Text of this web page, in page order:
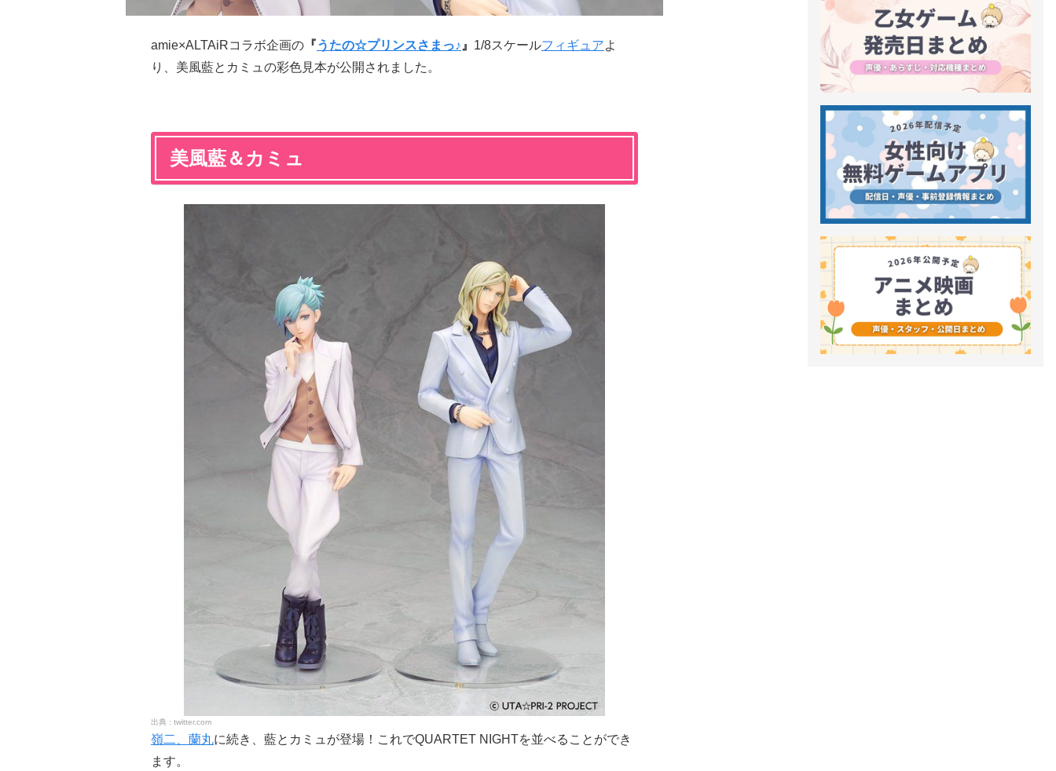
amie×ALTAiRコラボ企画の 『うたの☆プリンスさまっ♪ 』 1/8スケールフィギュアよ
り、美風藍とカミュの彩色見本が公開されました。
美風藍＆カミュ
twitter.com
嶺二、蘭丸に続き、藍とカミュが登場！これでQUARTET NIGHTを並べることができ
ます。